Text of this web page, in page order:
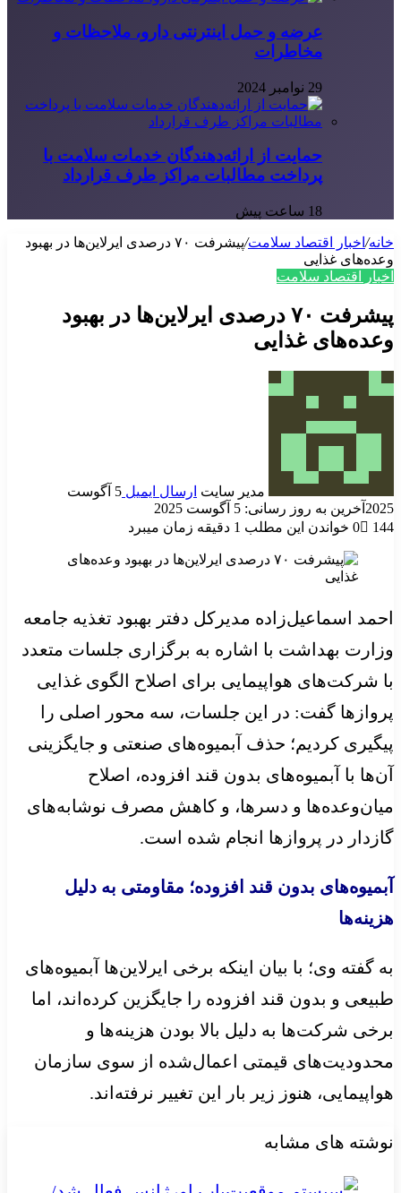
عرضه و حمل اینترنتی دارو، ملاحظات و
مخاطرات
29 نوامبر 2024
حمایت از ارائه‌دهندگان خدمات سلامت با
پرداخت مطالبات مراکز طرف قرارداد
18 ساعت پیش
خانه/ اخبار اقتصاد سلامت/
پیشرفت ۷۰ درصدی ایرلاین‌ها در بهبود
وعده‌های غذایی
اخبار اقتصاد سلامت
پیشرفت ۷۰ درصدی ایرلاین‌ها در بهبود
وعده‌های غذایی
مدیر سایت ارسال ایمیل
5 آگوست
2025 آخرین به روز رسانی: 5 آگوست 2025
0
144 خواندن این مطلب 1 دقیقه زمان میبرد
احمد اسماعیل‌زاده مدیرکل دفتر بهبود تغذیه جامعه
وزارت بهداشت با اشاره به برگزاری جلسات متعدد
با شرکت‌های هواپیمایی برای اصلاح الگوی غذایی
پروازها گفت: در این جلسات، سه محور اصلی را
پیگیری کردیم؛ حذف آبمیوه‌های صنعتی و جایگزینی
آن‌ها با آبمیوه‌های بدون قند افزوده، اصلاح
میان‌وعده‌ها و دسرها، و کاهش مصرف نوشابه‌های
گازدار در پروازها انجام شده است.
آبمیوه‌های بدون قند افزوده؛ مقاومتی به دلیل
هزینه‌ها
به گفته وی؛ با بیان اینکه برخی ایرلاین‌ها آبمیوه‌های
طبیعی و بدون قند افزوده را جایگزین کرده‌اند، اما
برخی شرکت‌ها به دلیل بالا بودن هزینه‌ها و
محدودیت‌های قیمتی اعمال‌شده از سوی سازمان
هواپیمایی، هنوز زیر بار این تغییر نرفته‌اند.
نوشته های مشابه